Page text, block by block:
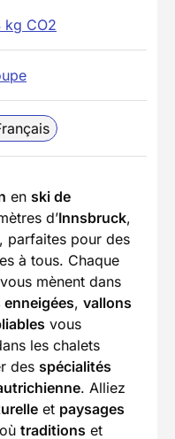
kg CO2
en ski de
d’Innsbruck,
, parfaites pour des
à tous. Chaque
mènent dans
, vallons
vous
les chalets
des spécialités
. Alliez
et paysages
traditions et